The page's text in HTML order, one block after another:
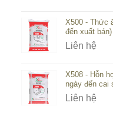
X500 - Thức
đến xuất bán)
Liên hệ
X508 - Hỗn
ngày đến cai
Liên hệ